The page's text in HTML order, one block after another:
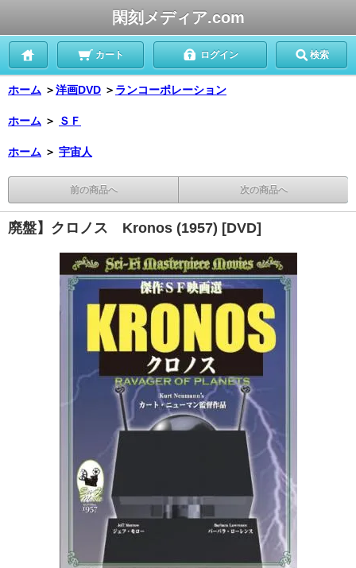
閑刻メディア.com
カート ログイン 検索
ホーム ＞洋画DVD ＞ ランコーポレーション
ホーム ＞ ＳＦ
ホーム ＞ 宇宙人
前の商品へ 次の商品へ
廃盤】クロノス Kronos (1957) [DVD]